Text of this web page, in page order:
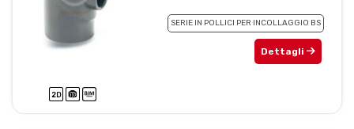
SERIE IN POLLICI PER INCOLLAGGIO BS
Dettagli